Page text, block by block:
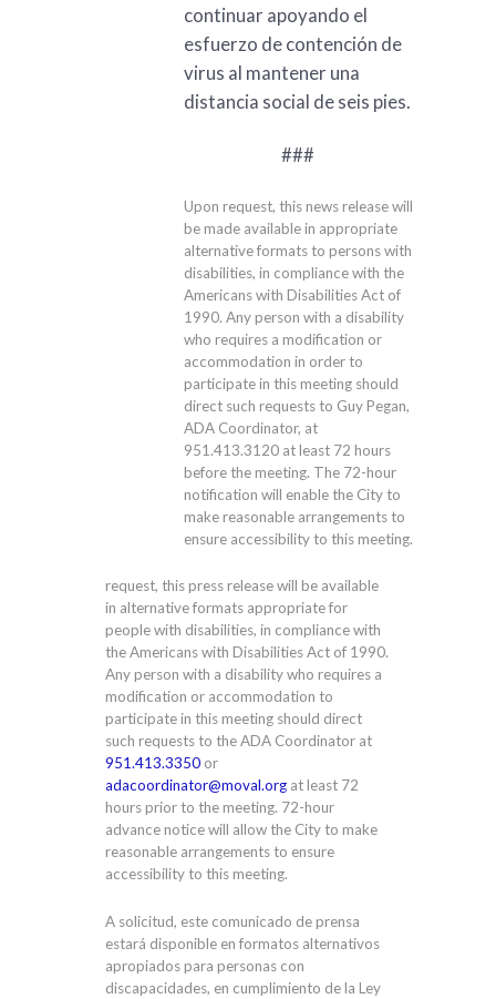
continuar apoyando el
esfuerzo de contención de
virus al mantener una
distancia social de seis pies.
###
Upon request, this news release will
be made available in appropriate
alternative formats to persons with
disabilities, in compliance with the
Americans with Disabilities Act of
1990. Any person with a disability
who requires a modification or
accommodation in order to
participate in this meeting should
direct such requests to Guy Pegan,
ADA Coordinator, at
951.413.3120at least 72 hours
before the meeting. The 72-hour
notification will enable the City to
make reasonable arrangements to
ensure accessibility to this meeting.
request, this press release will be available
in alternative formats appropriate for
people with disabilities, in compliance with
the Americans with Disabilities Act of 1990.
Any person with a disability who requires a
modification or accommodation to
participate in this meeting should direct
such requests to the ADA Coordinator at
951.413.3350 or
adacoordinator@moval.org at least 72
hours prior to the meeting. 72-hour
advance notice will allow the City to make
reasonable arrangements to ensure
accessibility to this meeting.
A solicitud, este comunicado de prensa
estará disponible en formatos alternativos
apropiados para personas con
discapacidades, en cumplimiento de la Ley